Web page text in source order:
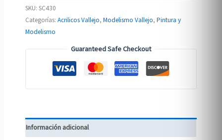
SKU:SC430
Categorías:Acrilicos Vallejo,Modelismo Vallejo,Pintura y
Modelismo
Guaranteed Safe Checkout
Información adicional